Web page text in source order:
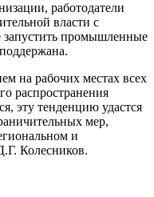
работодатели
власти с
промышленные
на рабочих местах всех
распространения
эту тенденцию удастся
мер,
и
Колесников.